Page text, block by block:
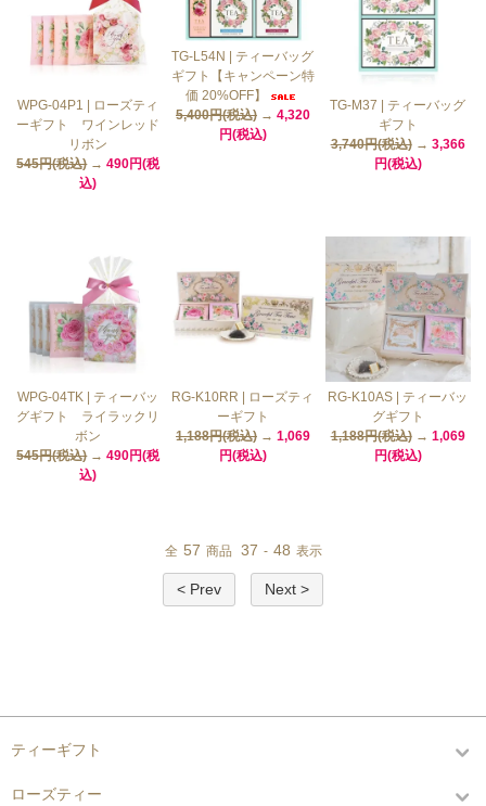
WPG-04P1 | ローズティ
ーギフト ワインレッド
リボン
545円(税込)→490円(税
込)
TG-L54N | ティーバッグ
ギフト【キャンペーン特
価 20%OFF】
5,400円(税込)→ 4,320
円(税込)
TG-M37 | ティーバッグ
ギフト
3,740円(税込)→ 3,366
円(税込)
WPG-04TK | ティーバッ
グギフト ライラックリ
ボン
545円(税込)→490円(税
込)
RG-K10RR | ローズティ
ーギフト
1,188円(税込)→ 1,069
円(税込)
RG-K10AS | ティーバッ
グギフト
1,188円(税込)→ 1,069
円(税込)
全 57 商品 37 - 48 表示
< Prev Next >
ティーギフト
ローズティー